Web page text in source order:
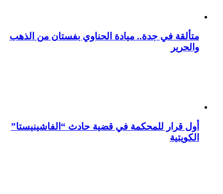
متألقة في جدة.. ميادة الحناوي بفستان من الذهب
والحرير
أول قرار للمحكمة في قضية حادث “الفاشينيستا”
الكويتية